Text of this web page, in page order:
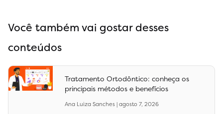
Você também vai gostar desses
conteúdos
Tratamento Ortodôntico: conheça os
principais métodos e benefícios
Ana Luiza Sanches agosto 7, 2026